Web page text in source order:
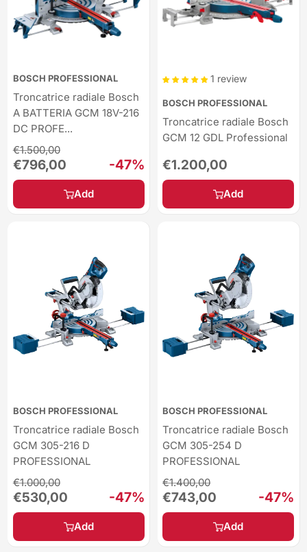
BOSCH PROFESSIONAL
Troncatrice radiale Bosch
A BATTERIA GCM 18V-216
DC PROFE...
Sale
price
€796,00
Regular
price
€1.500,00
-47%
Add
1 review
BOSCH PROFESSIONAL
Troncatrice radiale Bosch
GCM 12 GDL Professional
Sale
price
€1.200,00
Add
BOSCH PROFESSIONAL
Troncatrice radiale Bosch
GCM 305-216 D
PROFESSIONAL
Sale
price
€530,00
Regular
price
€1.000,00
-47%
Add
BOSCH PROFESSIONAL
Troncatrice radiale Bosch
GCM 305-254 D
PROFESSIONAL
Sale
price
€743,00
Regular
price
€1.400,00
-47%
Add